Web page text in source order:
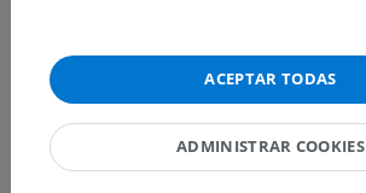
Anatomía humana 1
Neuroanatomía humana
ACEPTAR TODAS
ADMINISTRAR COOKIES